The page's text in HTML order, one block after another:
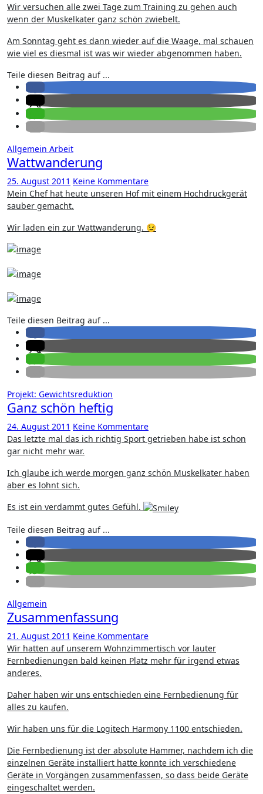
Wir versuchen alle zwei Tage zum Training zu gehen auch
wenn der Muskelkater ganz schön zwiebelt.
Am Sonntag geht es dann wieder auf die Waage, mal schauen
wie viel es diesmal ist was wir wieder abgenommen haben.
Teile diesen Beitrag auf ...
Allgemein Arbeit
Wattwanderung
25. August 2011 Keine Kommentare
Mein Chef hat heute unseren Hof mit einem Hochdruckgerät
sauber gemacht.
Wir laden ein zur Wattwanderung. 😉
Teile diesen Beitrag auf ...
Projekt: Gewichtsreduktion
Ganz schön heftig
24. August 2011 Keine Kommentare
Das letzte mal das ich richtig Sport getrieben habe ist schon
gar nicht mehr war.
Ich glaube ich werde morgen ganz schön Muskelkater haben
aber es lohnt sich.
Es ist ein verdammt gutes Gefühl.
Teile diesen Beitrag auf ...
Allgemein
Zusammenfassung
21. August 2011 Keine Kommentare
Wir hatten auf unserem Wohnzimmertisch vor lauter
Fernbedienungen bald keinen Platz mehr für irgend etwas
anderes.
Daher haben wir uns entschieden eine Fernbedienung für
alles zu kaufen.
Wir haben uns für die Logitech Harmony 1100 entschieden.
Die Fernbedienung ist der absolute Hammer, nachdem ich die
einzelnen Geräte installiert hatte konnte ich verschiedene
Geräte in Vorgängen zusammenfassen, so dass beide Geräte
eingeschaltet werden.